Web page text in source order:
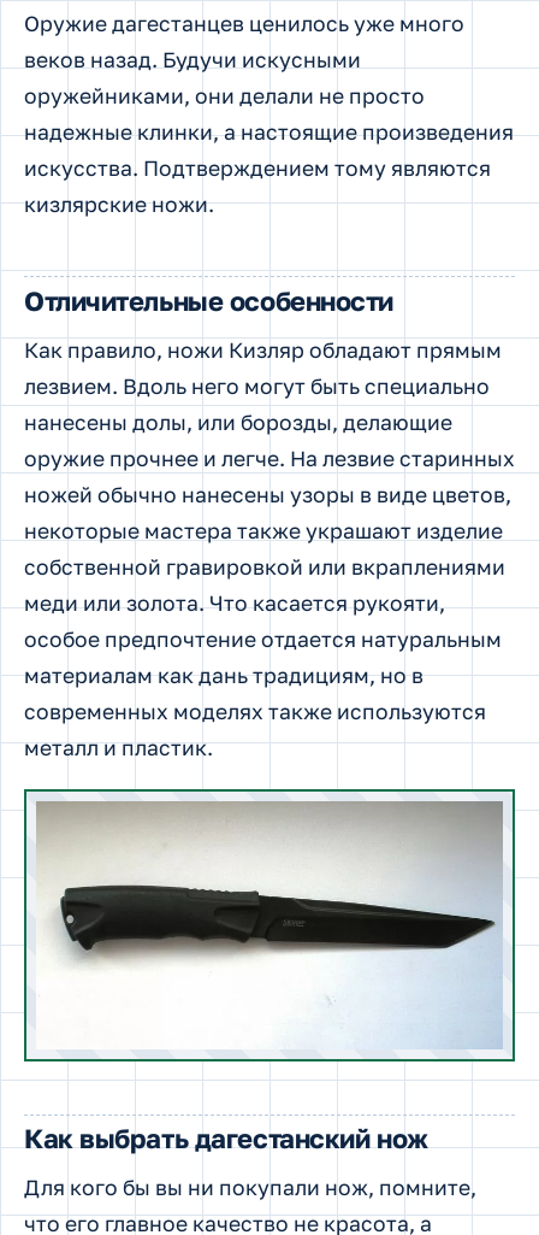
Оружие дагестанцев ценилось уже много
веков назад. Будучи искусными
оружейниками, они делали не просто
надежные клинки, а настоящие произведения
искусства. Подтверждением тому являются
кизлярские ножи.
Отличительные особенности
Как правило, ножи Кизляр обладают прямым
лезвием. Вдоль него могут быть специально
нанесены долы, или борозды, делающие
оружие прочнее и легче. На лезвие старинных
ножей обычно нанесены узоры в виде цветов,
некоторые мастера также украшают изделие
собственной гравировкой или вкраплениями
меди или золота. Что касается рукояти,
особое предпочтение отдается натуральным
материалам как дань традициям, но в
современных моделях также используются
металл и пластик.
Как выбрать дагестанский нож
Для кого бы вы ни покупали нож, помните,
что его главное качество не красота, а